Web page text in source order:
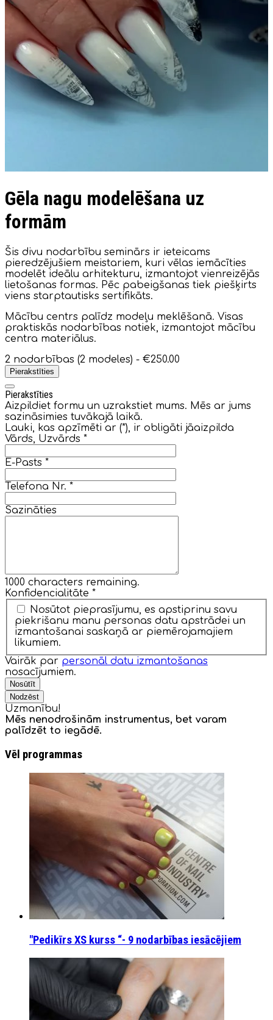
Gēla nagu modelēšana uz
formām
Šis divu nodarbību seminārs ir ieteicams
pieredzējušiem meistariem, kuri vēlas iemācīties
modelēt ideālu arhitekturu, izmantojot vienreizējās
lietošanas formas. Pēc pabeigšanas tiek piešķirts
viens starptautisks sertifikāts.
Mācību centrs palīdz modeļu meklēšanā. Visas
praktiskās nodarbības notiek, izmantojot mācību
centra materiālus.
2 nodarbības (2 modeles) - €250.00
Pierakstīties
Pierakstīties
Aizpildiet formu un uzrakstiet mums. Mēs ar jums
sazināsimies tuvākajā laikā.
Lauki, kas apzīmēti ar (*), ir obligāti jāaizpilda
Vārds, Uzvārds *
E-Pasts *
Telefona Nr. *
Sazināties
1000 characters remaining.
Konfidencialitāte *
Nosūtot pieprasījumu, es apstiprinu savu
piekrišanu manu personas datu apstrādei un
izmantošanai saskaņā ar piemērojamajiem
likumiem.
Vairāk par personāl datu izmantošanas
nosacījumiem.
Nosūtīt
Nodzēst
Uzmanību!
Mēs nenodrošinām instrumentus, bet varam
palīdzēt to iegādē.
Vēl programmas
"Pedikīrs XS kurss “- 9 nodarbības iesācējiem